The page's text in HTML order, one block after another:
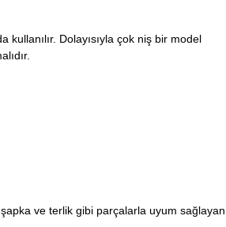
Dolayısıyla çok niş bir model
ve terlik gibi parçalarla uyum sağlayan